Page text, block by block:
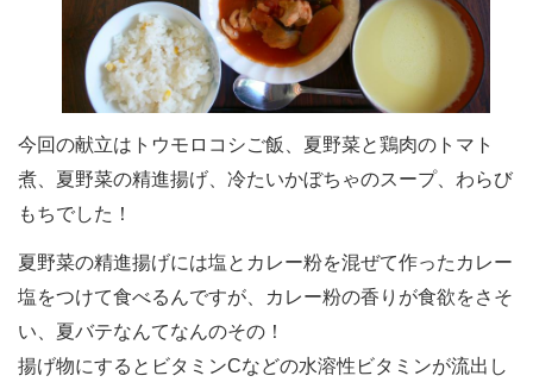
今回の献立はトウモロコシご飯、夏野菜と鶏肉のトマト
煮、夏野菜の精進揚げ、冷たいかぼちゃのスープ、わらび
もちでした！
夏野菜の精進揚げには塩とカレー粉を混ぜて作ったカレー
塩をつけて食べるんですが、カレー粉の香りが食欲をさそ
い、夏バテなんてなんのその！
揚げ物にするとビタミンCなどの水溶性ビタミンが流出し